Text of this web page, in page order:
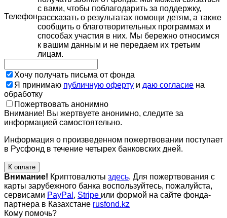
Телефон
с вами, чтобы поблагодарить за поддержку,
рассказать о результатах помощи детям, а также
сообщить о благотворительных программах и
способах участия в них. Мы бережно относимся
к вашим данным и не передаем их третьим
лицам.
Хочу получать письма от фонда
Я принимаю публичную оферту и даю согласие на
обработку
Пожертвовать анонимно
Внимание! Вы жертвуете анонимно, следите за
информацией самостоятельно.
Информация о произведенном пожертвовании поступает
в Русфонд в течение четырех банковских дней.
К оплате
Внимание! Криптовалюты здесь. Для пожертвования с
карты зарубежного банка воспользуйтесь, пожалуйста,
сервисами PayPal , Stripe или формой на сайте фонда-
партнера в Казахстане rusfond.kz
Кому помочь?